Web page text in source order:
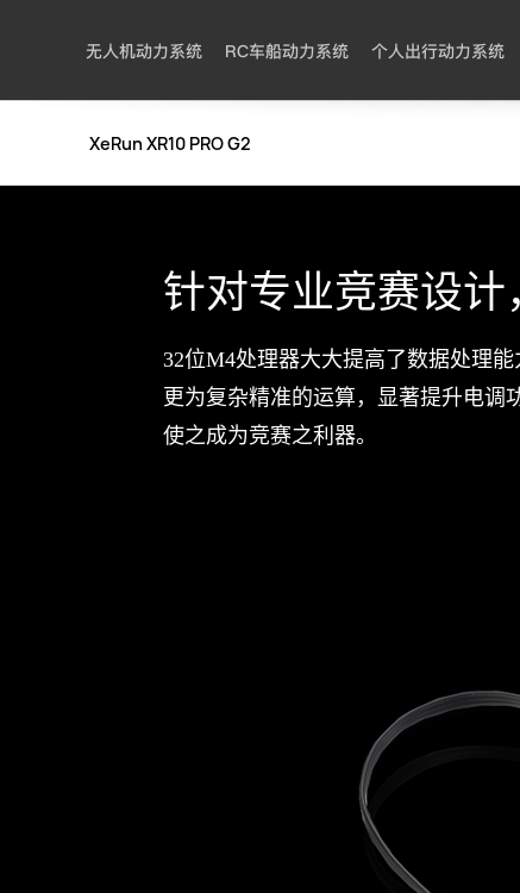
无人机动力系统 RC车船动力系统 个人出行动力系统
XeRun XR10 PRO G2
针对专业竞赛设
32位M4处理器大大提高了数据处理
更为复杂精准的运算，显著提升电调
使之成为竞赛之利器。